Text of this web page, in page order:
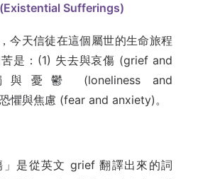
Sufferings)
今天信徒在這個屬世的生命旅程
是：(1) 失去與哀傷 (grief and
與憂鬱 (loneliness and
懼與焦慮 (fear and anxiety)。
」是從英文 grief 翻譯出來的詞